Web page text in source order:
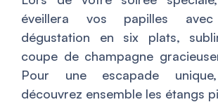
éveillera vos papilles
dégustation en six plats,
coupe de champagne
Pour une escapade
découvrez ensemble les étangs